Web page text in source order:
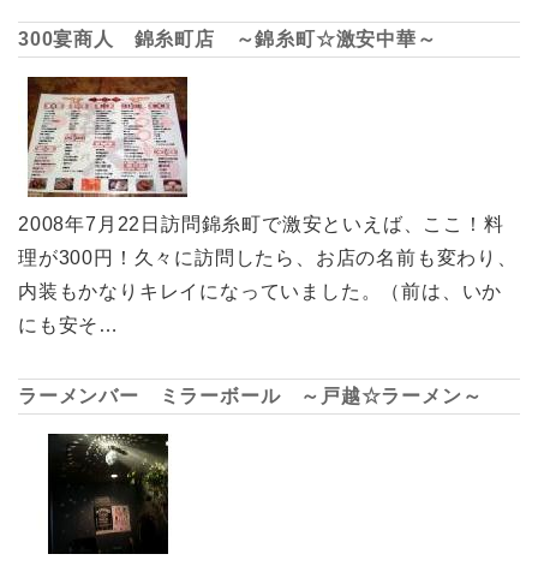
300宴商人 錦糸町店 ～錦糸町☆激安中華～
2008年7月22日訪問錦糸町で激安といえば、ここ！料
理が300円！久々に訪問したら、お店の名前も変わり、
内装もかなりキレイになっていました。（前は、いか
にも安そ…
ラーメンバー ミラーボール ～戸越☆ラーメン～